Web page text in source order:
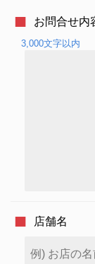
お問合せ内
3,000文字以内
店舗名